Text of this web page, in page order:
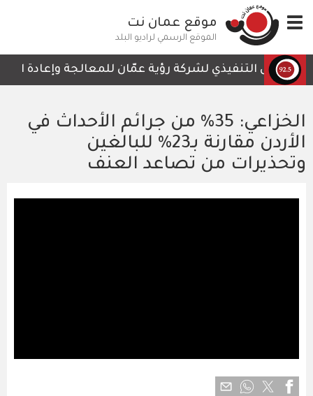
إلى
المحتوى
الرئيسي
Toggle
navigation
موقع عمان نت
الموقع الرسمي لراديو البلد
الرئيس التنفيذي لشركة رؤية عمّان للمعالجة وإعادة
الخزاعي: 35% من جرائم الأحداث في
الأردن مقارنة بـ23% للبالغين
وتحذيرات من تصاعد العنف